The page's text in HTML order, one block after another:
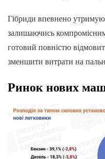
Гібриди впевнено
залишаючись
готовий повністю
зменшити витрати на
Ринок нових